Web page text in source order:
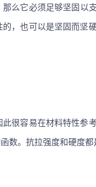
那么它必须足够坚固以
，也可以是坚固而坚
很容易在材料特性参
数。抗拉强度和硬度都